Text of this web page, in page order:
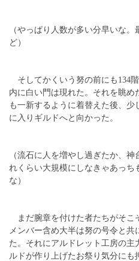
（やっぱり人数が多い分早いな
ど）
そしてかくいう努の前にも134
内に白い門は現れた。それを眺め
も一新するように着替えた後、少
に入りギルドへと向かった。
（流石に人を増やし過ぎたか、
れくらい大規模にしなきゃあっち
な）
まだ腕章を付けた者たちがそこ
メンバー含め大半は努の号令と
た。それにアルドレット工房の
ルドが作り上げたお祭り気分にも